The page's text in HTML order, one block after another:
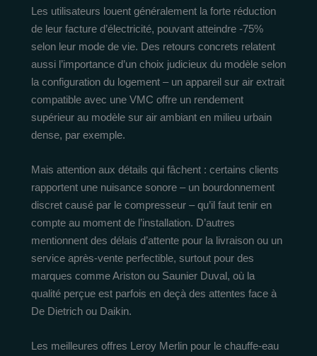
Les utilisateurs louent généralement la forte réduction
de leur facture d’électricité, pouvant atteindre -75%
selon leur mode de vie. Des retours concrets relatent
aussi l’importance d’un choix judicieux du modèle selon
la configuration du logement – un appareil sur air extrait
compatible avec une VMC offre un rendement
supérieur au modèle sur air ambiant en milieu urbain
dense, par exemple.
Mais attention aux détails qui fâchent : certains clients
rapportent une nuisance sonore – un bourdonnement
discret causé par le compresseur – qu’il faut tenir en
compte au moment de l’installation. D’autres
mentionnent des délais d’attente pour la livraison ou un
service après-vente perfectible, surtout pour des
marques comme Ariston ou Saunier Duval, où la
qualité perçue est parfois en deçà des attentes face à
De Dietrich ou Daikin.
Les meilleures offres Leroy Merlin pour le chauffe-eau